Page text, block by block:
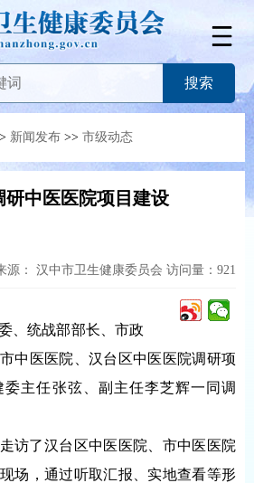
新闻发布 >> 市级动态
研中医医院项目建设
源： 汉中市卫生健康委员会 访问量： 921
统战部部长、市政
中医医院、汉台区中医医院调研项
委主任张弦、副主任李芝辉一同调
了汉台区中医医院、市中医医院
场，通过听取汇报、实地查看等形